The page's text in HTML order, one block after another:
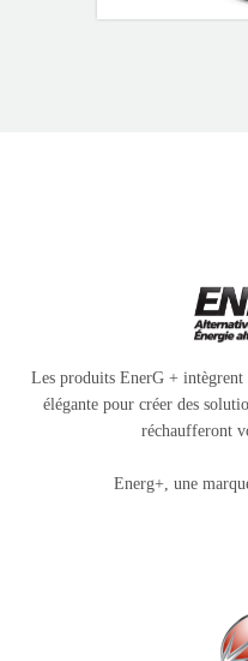
Les produits EnerG + intègrent
élégante pour créer des
réchaufferont
Energ+, une